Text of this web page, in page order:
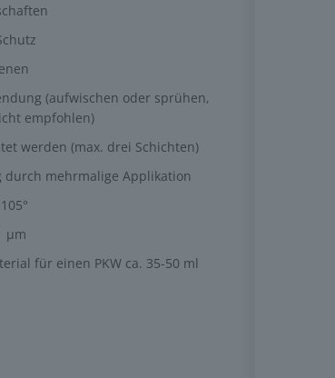
(aufwischen oder sprühen,
empfohlen)
werden (max. drei Schichten)
durch mehrmalige Applikation
μm
für einen PKW ca. 35-50 ml